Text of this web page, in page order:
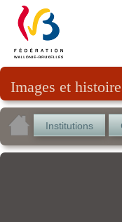
Images et
Institutions